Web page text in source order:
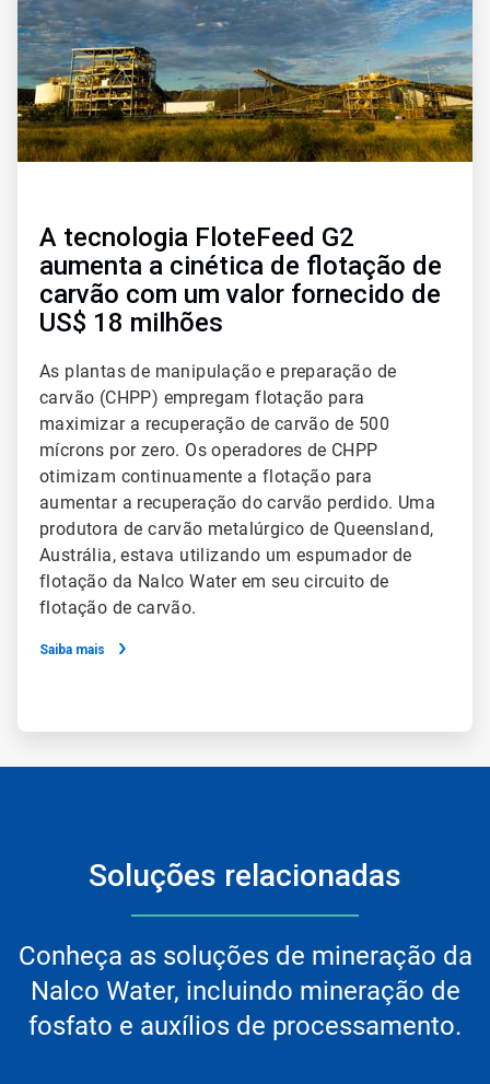
A tecnologia FloteFeed G2
aumenta a cinética de flotação de
carvão com um valor fornecido de
US$ 18 milhões
As plantas de manipulação e preparação de
carvão (CHPP) empregam flotação para
maximizar a recuperação de carvão de 500
mícrons por zero. Os operadores de CHPP
otimizam continuamente a flotação para
aumentar a recuperação do carvão perdido. Uma
produtora de carvão metalúrgico de Queensland,
Austrália, estava utilizando um espumador de
flotação da Nalco Water em seu circuito de
flotação de carvão.
Saiba mais
Soluções relacionadas
Conheça as soluções de mineração da
Nalco Water, incluindo mineração de
fosfato e auxílios de processamento.